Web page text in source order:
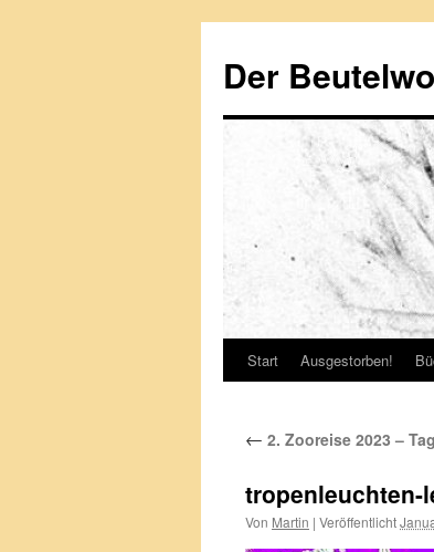
springen
Der
Start Ausgestorben!
← 2. Zooreise 2023 –
tropenleuchten-
Von Martin | Veröffentlicht